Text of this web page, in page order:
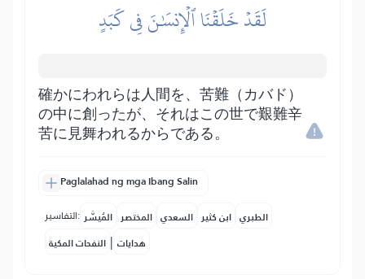
لَقَدۡ خَلَقۡنَا ٱلۡإِنسَٰنَ فِي كَبَدٍ
確かにわれらは人間を、苦難（カバド）
の中に創ったが、それはこの世で艱難辛
苦に見舞われるからである。
Paglalahad ng mga Ibang Salin
التفاسير: المُيسَّر المختصر السعدي ابن كثير الطبري
النفحات المكية | هدايات